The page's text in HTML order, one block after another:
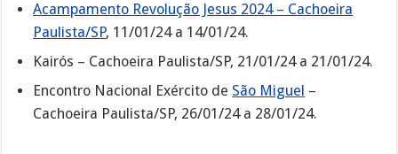
Acampamento Revolução Jesus 2024 – Cachoeira
Paulista/SP, 11/01/24 a 14/01/24.
Kairós – Cachoeira Paulista/SP, 21/01/24 a 21/01/24.
Encontro Nacional Exército de São Miguel –
Cachoeira Paulista/SP, 26/01/24 a 28/01/24.